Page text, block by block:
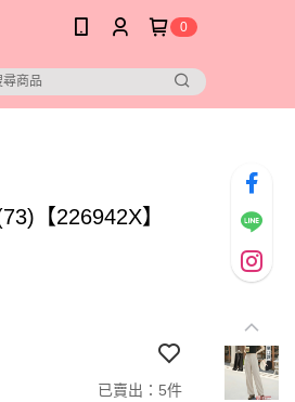
0
【226942X】
已賣出：5件